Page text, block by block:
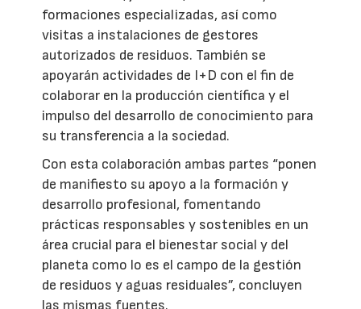
formaciones especializadas, así como
visitas a instalaciones de gestores
autorizados de residuos. También se
apoyarán actividades de I+D con el fin de
colaborar en la producción científica y el
impulso del desarrollo de conocimiento para
su transferencia a la sociedad.
Con esta colaboración ambas partes “ponen
de manifiesto su apoyo a la formación y
desarrollo profesional, fomentando
prácticas responsables y sostenibles en un
área crucial para el bienestar social y del
planeta como lo es el campo de la gestión
de residuos y aguas residuales”, concluyen
las mismas fuentes.